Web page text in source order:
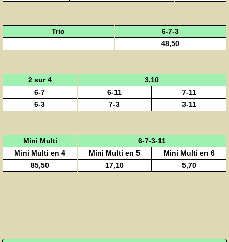
Trio
6-7-3
48,50
2 sur 4
3,10
6-7
6-11
7-11
6-3
7-3 3-11
Mini Multi
6-7-3-11
Mini Multi en 4
Mini Multi en 5
Mini Multi en 6
85,50
17,10 5,70